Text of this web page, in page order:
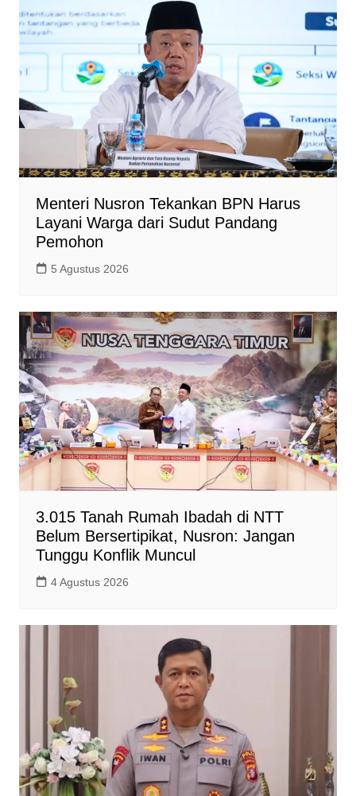
Menteri Nusron Tekankan BPN Harus
Layani Warga dari Sudut Pandang
Pemohon
5 Agustus 2026
3.015 Tanah Rumah Ibadah di NTT
Belum Bersertipikat, Nusron: Jangan
Tunggu Konflik Muncul
4 Agustus 2026